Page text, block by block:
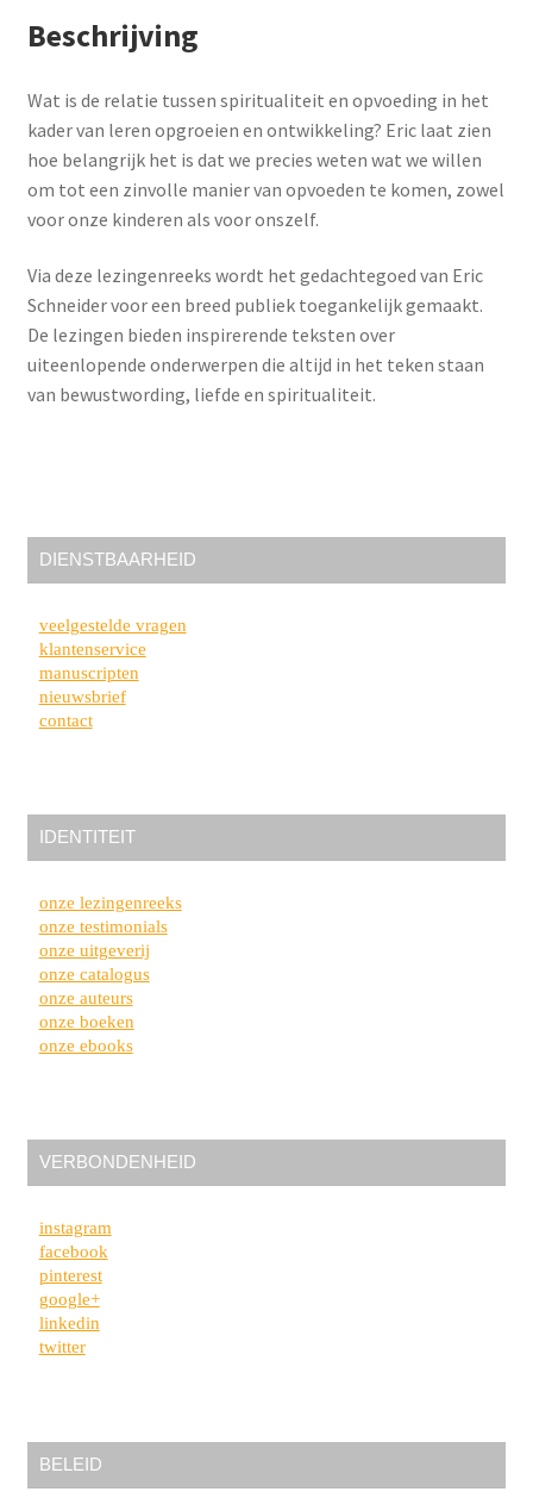
Beschrijving
Wat is de relatie tussen spiritualiteit en opvoeding in het
kader van leren opgroeien en ontwikkeling? Eric laat zien
hoe belangrijk het is dat we precies weten wat we willen
om tot een zinvolle manier van opvoeden te komen, zowel
voor onze kinderen als voor onszelf.
Via deze lezingenreeks wordt het gedachtegoed van Eric
Schneider voor een breed publiek toegankelijk gemaakt.
De lezingen bieden inspirerende teksten over
uiteenlopende onderwerpen die altijd in het teken staan
van bewustwording, liefde en spiritualiteit.
DIENSTBAARHEID
veelgestelde vragen
klantenservice
manuscripten
nieuwsbrief
contact
IDENTITEIT
onze lezingenreeks
onze testimonials
onze uitgeverij
onze catalogus
onze auteurs
onze boeken
onze ebooks
VERBONDENHEID
instagram
facebook
pinterest
google+
linkedin
twitter
BELEID